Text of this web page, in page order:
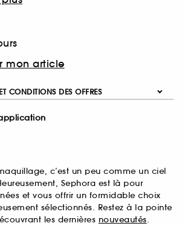
mon article
CONDITIONS DES OFFRES
c’est un peu comme un ciel
Sephora est là pour
et vous offrir un formidable choix
sélectionnés. Restez à la pointe
les dernières nouveautés.